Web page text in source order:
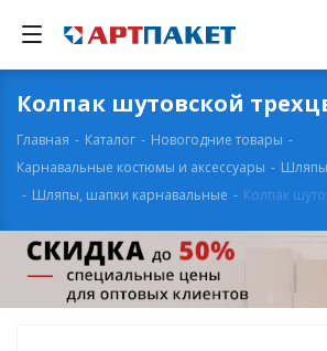
Колпак шутовской
Главная - Каталог - Новогодние товары -
Карнавальные костюмы и аксессуары -
- Шляпы, шапки карнавальные - Колпак